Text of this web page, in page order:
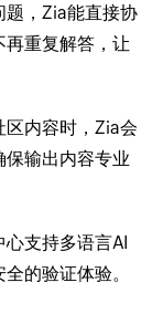
题，Zia能直接协
重复解答，让
区内容时，Zia会
保输出内容专业
支持多语言AI
的验证体验。